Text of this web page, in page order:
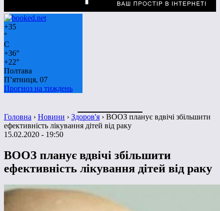
+35
°
C
+36°
+22°
Полтава
П’ятниця, 07
Прогноз на тиждень
Головна › Новини › Здоров'я › ВООЗ планує вдвічі збільшити
ефективність лікування дітей від раку
15.02.2020 - 19:50
ВООЗ планує вдвічі збільшити
ефективність лікування дітей від раку